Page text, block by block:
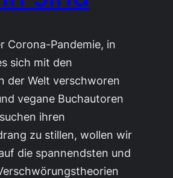
Corona-Pandemie, in
sich mit den
der Welt verschworen
vegane Buchautoren
ihren
zu stillen, wollen wir
die spannendsten und